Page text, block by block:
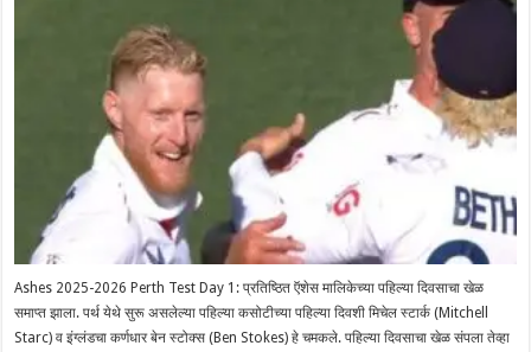
Ashes 2025-2026 Perth Test Day 1: प्रतिष्ठित ऍशेस मालिकेच्या पहिल्या दिवसाचा खेळ
समाप्त झाला. पर्थ येथे सुरू असलेल्या पहिल्या कसोटीच्या पहिल्या दिवशी मिचेल स्टार्क (Mitchell
Starc) व इंग्लंडचा कर्णधार बेन स्टोक्स (Ben Stokes) हे चमकले. पहिल्या दिवसाचा खेळ संपला तेव्हा